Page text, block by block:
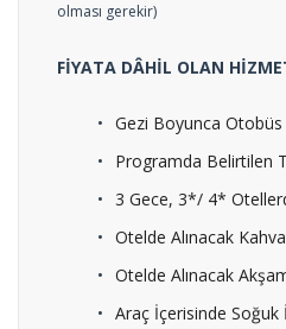
olması gerekir)
FİYATA DÂHİL OLAN
Gezi Boyunca Otobüs
Programda Belirtilen
3 Gece, 3*/ 4*
Otelde Alınacak
Otelde Alınacak
Araç İçerisinde